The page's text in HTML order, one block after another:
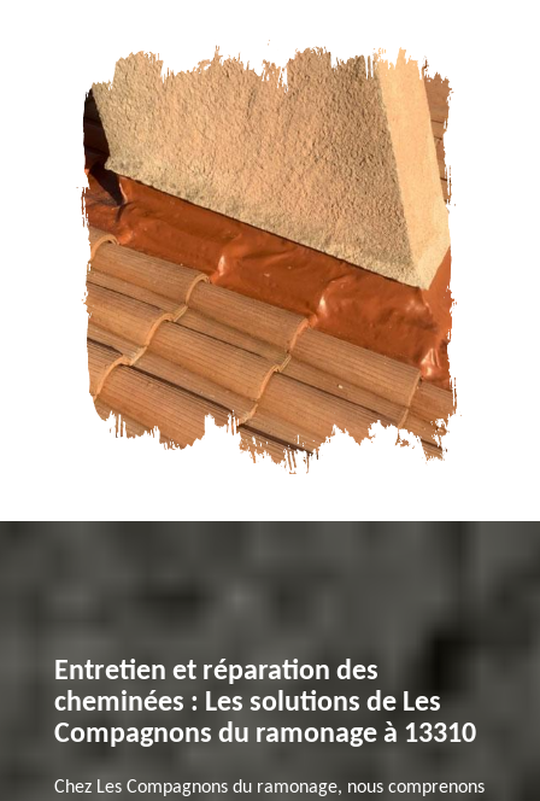
Entretien et réparation des
cheminées : Les solutions de Les
Compagnons du ramonage à 13310
Chez Les Compagnons du ramonage, nous comprenons